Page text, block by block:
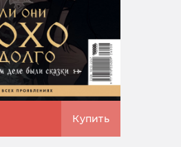
Купить